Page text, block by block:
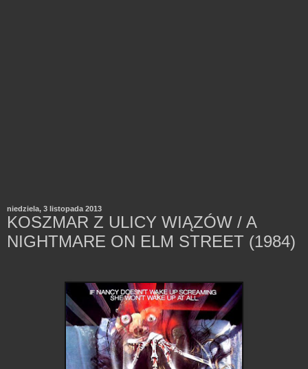
niedziela, 3 listopada 2013
KOSZMAR Z ULICY WIĄZÓW / A
NIGHTMARE ON ELM STREET (1984)